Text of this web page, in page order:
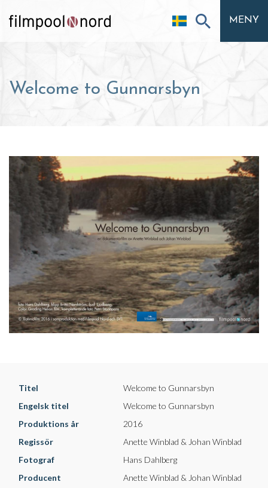
MENY
Welcome to Gunnarsbyn
Titel
Welcome to Gunnarsbyn
Engelsk titel
Welcome to Gunnarsbyn
Produktions år
2016
Regissör
Anette Winblad & Johan Winblad
Fotograf
Hans Dahlberg
Producent
Anette Winblad & Johan Winblad